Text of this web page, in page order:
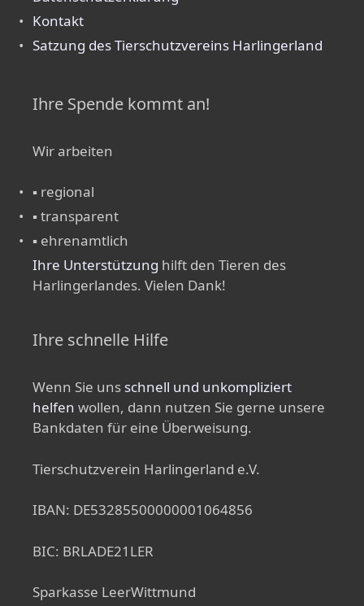
Kontakt
Satzung des Tierschutzvereins Harlingerland
Ihre Spende kommt an!
Wir arbeiten
▪ regional
▪ transparent
▪ ehrenamtlich
Ihre Unterstützung hilft den Tieren des
Harlingerlandes. Vielen Dank!
Ihre schnelle Hilfe
Wenn Sie uns schnell und unkompliziert
helfen wollen, dann nutzen Sie gerne unsere
Bankdaten für eine Überweisung.
Tierschutzverein Harlingerland e.V.
IBAN: DE53285500000001064856
BIC: BRLADE21LER
Sparkasse LeerWittmund